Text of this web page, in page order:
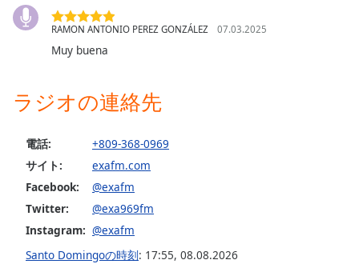
descriptions
off
selected
subtitles
opens
subtitles
settings
dialog
subtitles
off,
selected
RAMON ANTONIO PEREZ GONZÁLEZ 07.03.2025
Muy buena
ラジオの連絡先
電話:
+809-368-0969
サイト:
exafm.com
Facebook:
@exafm
Twitter:
@exa969fm
Instagram: @exafm
Santo Domingoの時刻: 17:55, 08.08.2026